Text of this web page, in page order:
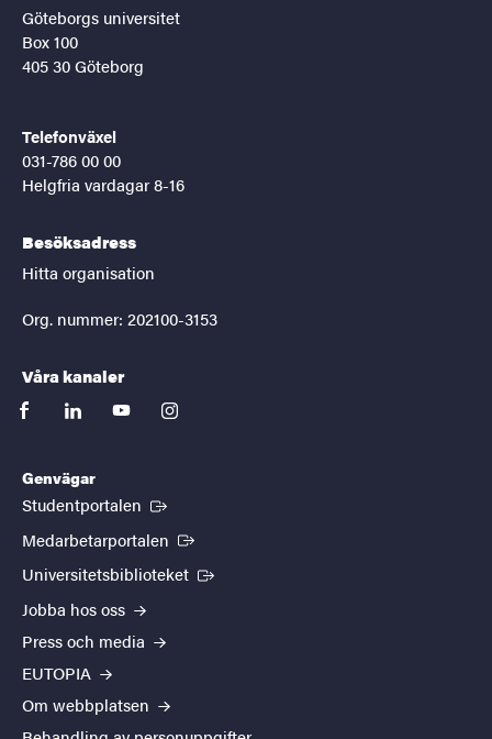
Göteborgs universitet
Box 100
405 30 Göteborg
Telefonväxel
031-786 00 00
Helgfria vardagar 8-16
Besöksadress
Hitta organisation
Org. nummer: 202100-3153
Våra kanaler
facebooklinkedinyoutubeinstagram
Genvägar
Studentportalen (Extern länk)
Medarbetarportalen (Extern länk)
Universitetsbiblioteket (Extern länk)
Jobba hos oss
Press och media
EUTOPIA
Om webbplatsen